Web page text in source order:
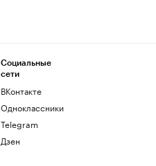
Социальные
сети
ВКонтакте
Одноклассники
Telegram
Дзен